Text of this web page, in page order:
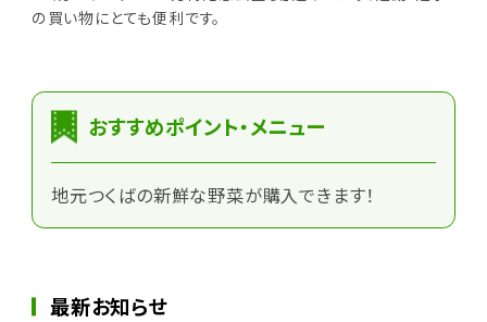
の買い物にとても便利です。
おすすめポイント・メニュー
地元つくばの新鮮な野菜が購入できます！
最新お知らせ